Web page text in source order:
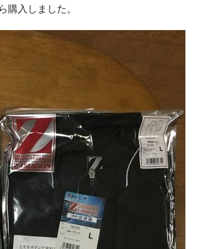
購入しました。